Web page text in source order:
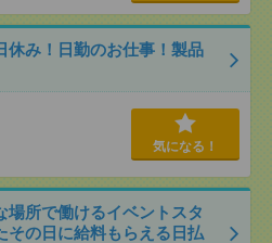
休み！日勤のお仕事！製品
気になる！
場所で働けるイベントスタ
の日に給料もらえる日払